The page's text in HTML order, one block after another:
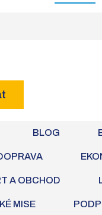
BLOG
A OBCHOD
MISE